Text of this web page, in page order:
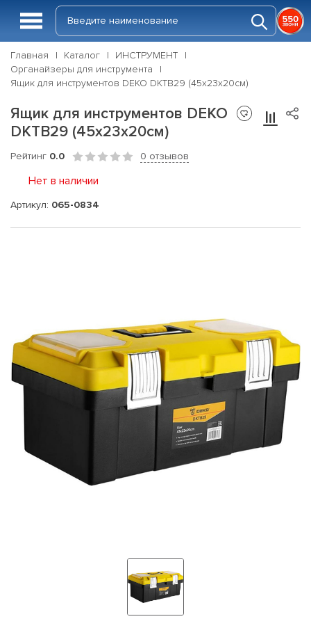
Главная Каталог
ИНСТРУМЕНТ
Органайзеры для инструмента
Ящик для инструментов DEKO DKTB29 (45х23х20см)
Ящик для инструментов DEKO
DKTB29 (45х23х20см)
Рейтинг 0.0 0 отзывов
Нет в наличии
Артикул: 065-0834